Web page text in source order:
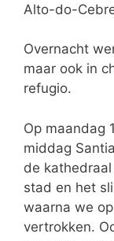
Alto-do-
Overnacht
maar ook in
refugio.
Op maandag
middag
de
stad en het
waarna we
vertrokken.